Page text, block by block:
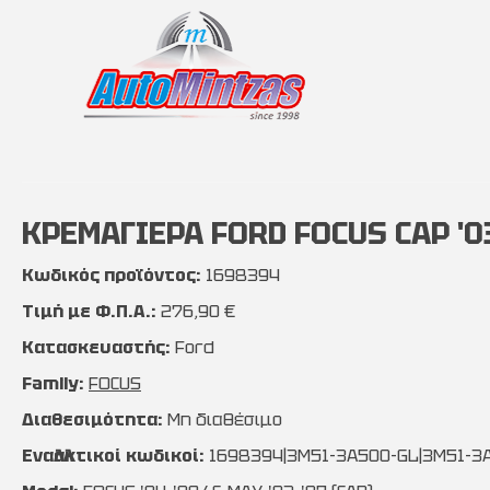
ΚΡΕΜΑΓΙΕΡΑ FORD FOCUS CAP
Κωδικός προϊόντος: 1698394
Τιμή με Φ.Π.Α.: 276,90 €
Κατασκευαστής: Ford
Family: FOCUS
Διαθεσιμότητα: Μη διαθέσιμο
Εναλλακτικοί κωδικοί: 1698394|3M51-3A500-GL|3M51-